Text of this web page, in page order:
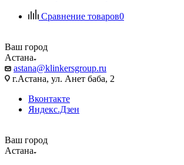
Сравнение товаров0
Ваш город
Астана
astana@klinkersgroup.ru
г.Астана, ул. Анет баба, 2
Вконтакте
Яндекс.Дзен
Ваш город
Астана